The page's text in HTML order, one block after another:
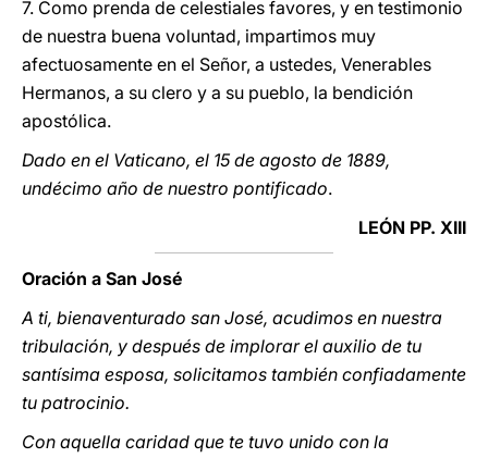
7. Como prenda de celestiales favores, y en testimonio
de nuestra buena voluntad, impartimos muy
afectuosamente en el Señor, a ustedes, Venerables
Hermanos, a su clero y a su pueblo, la bendición
apostólica.
Dado en el Vaticano, el 15 de agosto de 1889,
undécimo año de nuestro pontificado.
LEÓN PP. XIII
Oración a San José
A ti, bienaventurado san José, acudimos en nuestra
tribulación, y después de implorar el auxilio de tu
santísima esposa, solicitamos también confiadamente
tu patrocinio.
Con aquella caridad que te tuvo unido con la